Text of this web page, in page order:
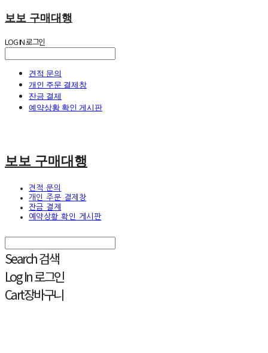
보보 구매대행
LOG IN로그인
견적 문의
개인 주문 결제창
잔금 결제
예약상황 확인 게시판
보보 구매대행
견적 문의
개인 주문 결제창
잔금 결제
예약상황 확인 게시판
Search검색
Log In로그인
Cart장바구니